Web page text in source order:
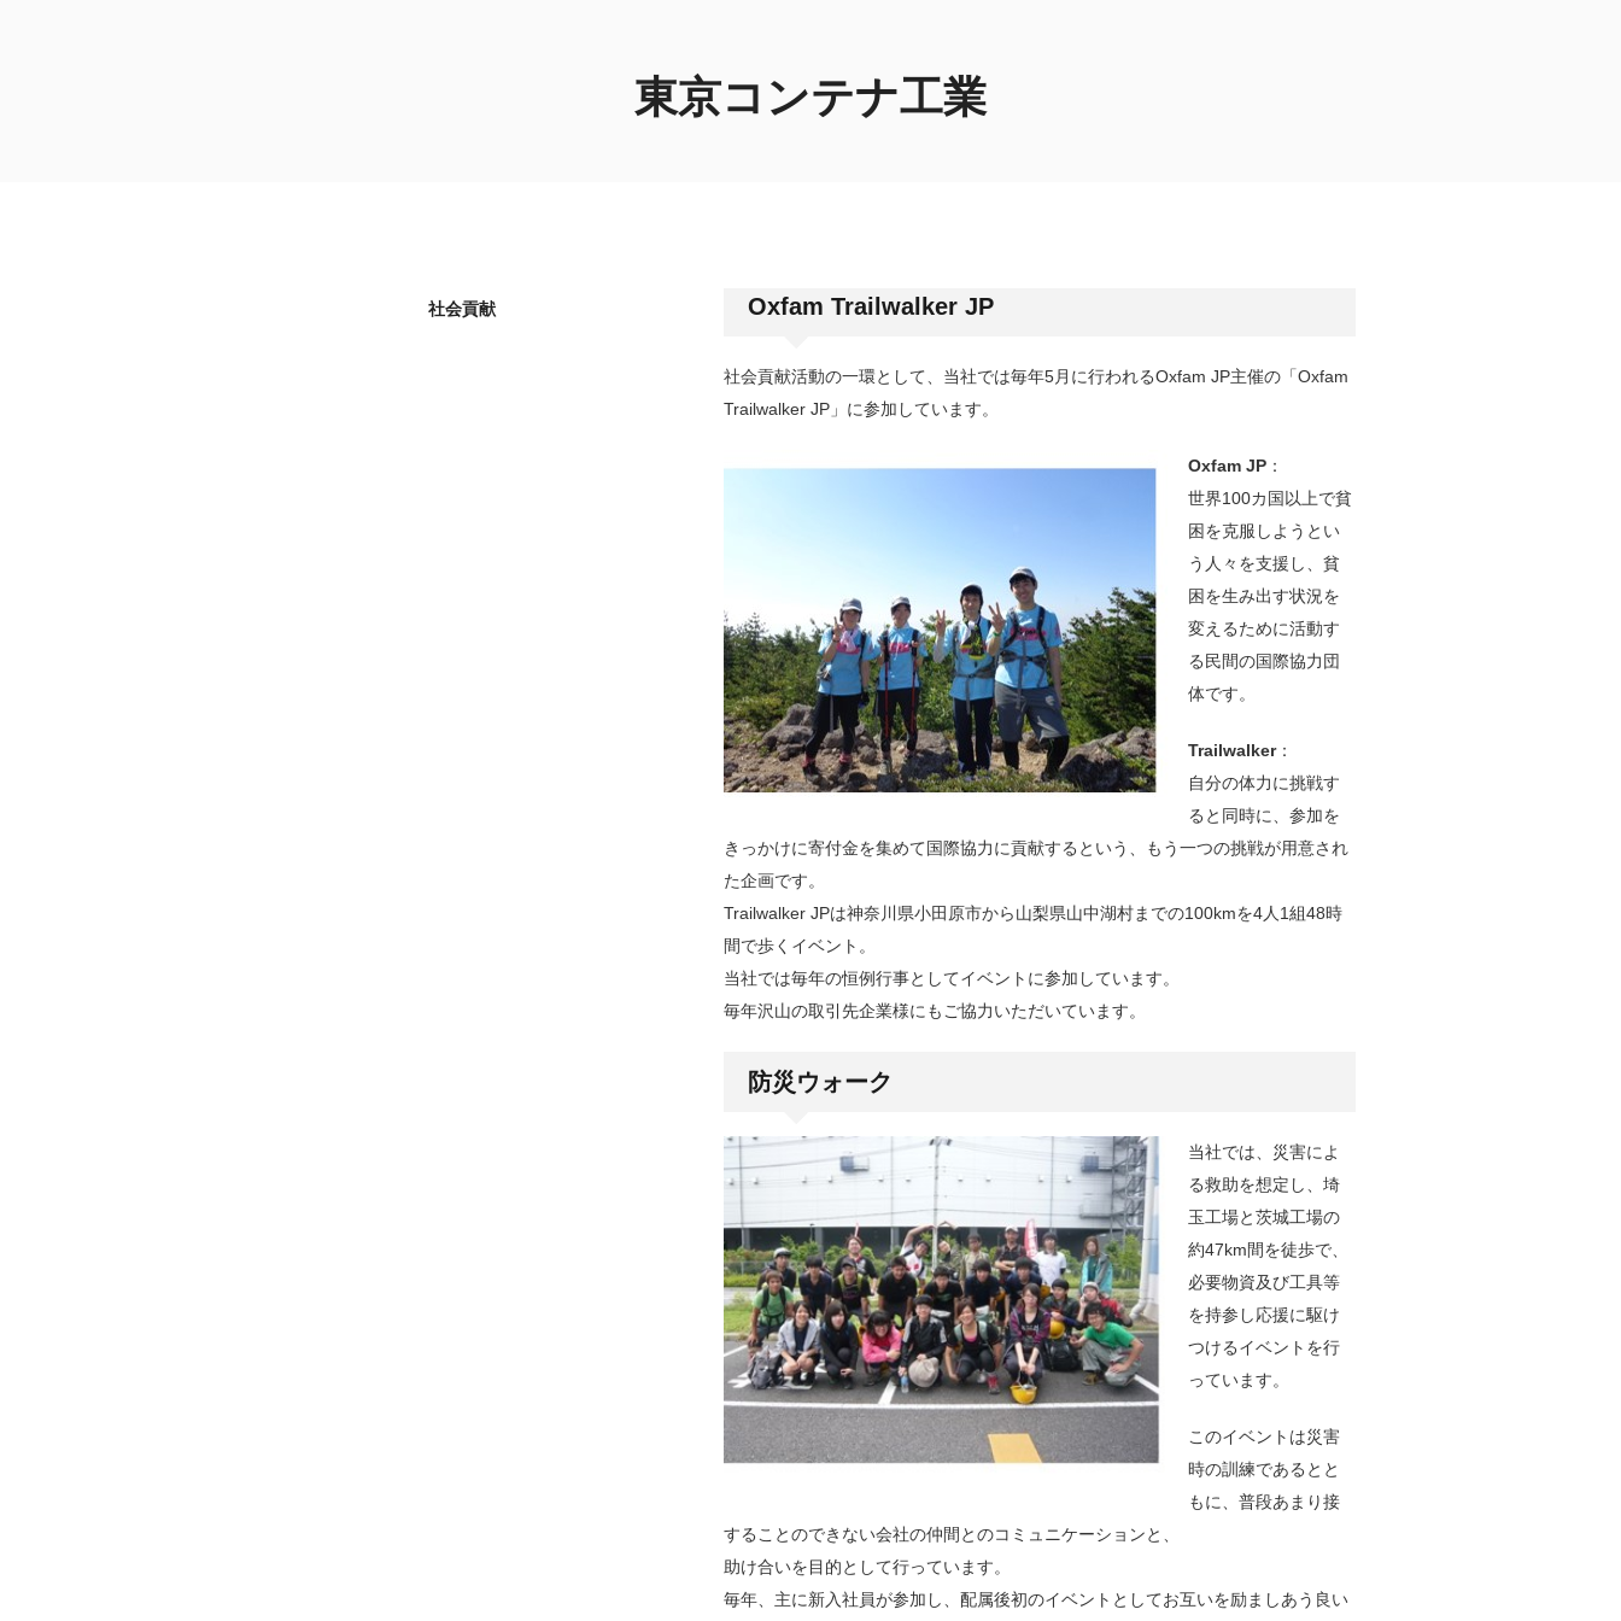
東京コンテナ工業
社会貢献 Oxfam Trailwalker JP
社会貢献活動の一環として、当社では毎年5月に行われるOxfam JP主催の「Oxfam
Trailwalker JP」に参加しています。
Oxfam JP：
世界100カ国以上で貧
困を克服しようとい
う人々を支援し、貧
困を生み出す状況を
変えるために活動す
る民間の国際協力団
体です。
Trailwalker：
自分の体力に挑戦す
ると同時に、参加を
きっかけに寄付金を集めて国際協力に貢献するという、もう一つの挑戦が用意され
た企画です。
Trailwalker JPは神奈川県小田原市から山梨県山中湖村までの100kmを4人1組48時
間で歩くイベント。
当社では毎年の恒例行事としてイベントに参加しています。
毎年沢山の取引先企業様にもご協力いただいています。
防災ウォーク
当社では、災害によ
る救助を想定し、埼
玉工場と茨城工場の
約47km間を徒歩で、
必要物資及び工具等
を持参し応援に駆け
つけるイベントを行
っています。
このイベントは災害
時の訓練であるとと
もに、普段あまり接
することのできない会社の仲間とのコミュニケーションと、
助け合いを目的として行っています。
毎年、主に新入社員が参加し、配属後初のイベントとしてお互いを励ましあう良い